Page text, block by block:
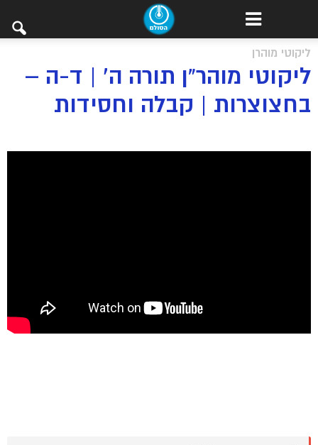
ליקוטי מוהרן
ליקוטי מוהר”ן תורה ה’ | ד-ה –
בחצוצרות | קבלה וחסידות